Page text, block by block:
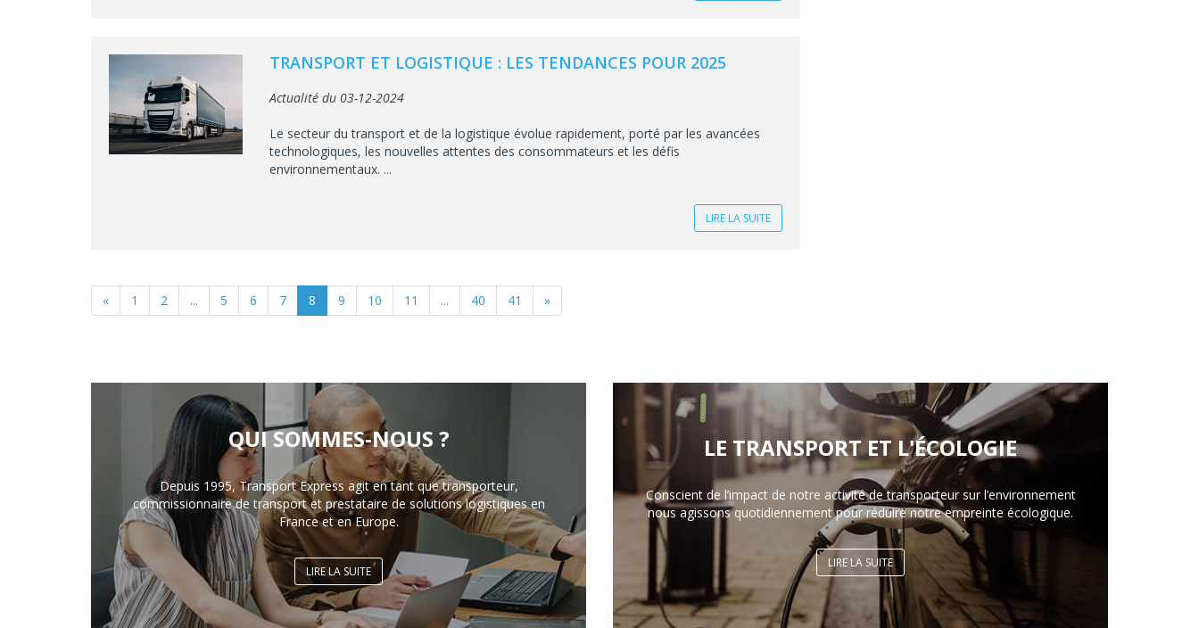
TRANSPORT ET LOGISTIQUE : LES TENDANCES POUR 2025
Actualité du 03-12-2024
Le secteur du transport et de la logistique évolue rapidement, porté par les avancées
technologiques, les nouvelles attentes des consommateurs et les défis
environnementaux. ...
LIRE LA SUITE
« 1 2 ... 5 6 7 8 9 10 11 ... 40 41 »
QUI SOMMES-NOUS ?
Depuis 1995, Transport Express agit en tant que transporteur,
commissionnaire de transport et prestataire de solutions logistiques en
France et en Europe.
LIRE LA SUITE
LE TRANSPORT ET L'ÉCOLOGIE
Conscient de l’impact de notre activité de transporteur sur l’environnement
nous agissons quotidiennement pour réduire notre empreinte écologique.
LIRE LA SUITE